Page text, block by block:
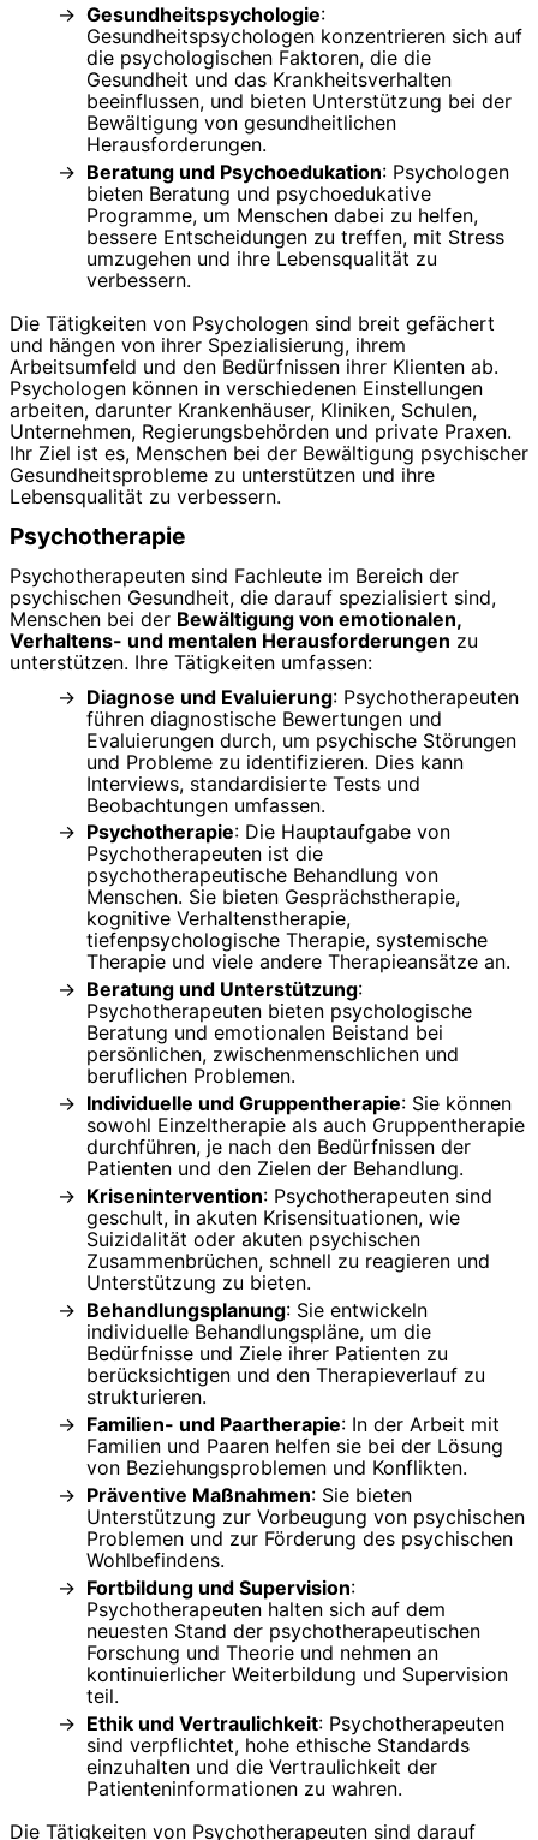
Gesundheitspsychologie:
Gesundheitspsychologen konzentrieren sich auf
die psychologischen Faktoren, die die
Gesundheit und das Krankheitsverhalten
beeinflussen, und bieten Unterstützung bei der
Bewältigung von gesundheitlichen
Herausforderungen.
Beratung und Psychoedukation: Psychologen
bieten Beratung und psychoedukative
Programme, um Menschen dabei zu helfen,
bessere Entscheidungen zu treffen, mit Stress
umzugehen und ihre Lebensqualität zu
verbessern.
Die Tätigkeiten von Psychologen sind breit gefächert
und hängen von ihrer Spezialisierung, ihrem
Arbeitsumfeld und den Bedürfnissen ihrer Klienten ab.
Psychologen können in verschiedenen Einstellungen
arbeiten, darunter Krankenhäuser, Kliniken, Schulen,
Unternehmen, Regierungsbehörden und private Praxen.
Ihr Ziel ist es, Menschen bei der Bewältigung psychischer
Gesundheitsprobleme zu unterstützen und ihre
Lebensqualität zu verbessern.
Psychotherapie
Psychotherapeuten sind Fachleute im Bereich der
psychischen Gesundheit, die darauf spezialisiert sind,
Menschen bei der Bewältigung von emotionalen,
Verhaltens- und mentalen Herausforderungen zu
unterstützen. Ihre Tätigkeiten umfassen:
Diagnose und Evaluierung: Psychotherapeuten
führen diagnostische Bewertungen und
Evaluierungen durch, um psychische Störungen
und Probleme zu identifizieren. Dies kann
Interviews, standardisierte Tests und
Beobachtungen umfassen.
Psychotherapie: Die Hauptaufgabe von
Psychotherapeuten ist die
psychotherapeutische Behandlung von
Menschen. Sie bieten Gesprächstherapie,
kognitive Verhaltenstherapie,
tiefenpsychologische Therapie, systemische
Therapie und viele andere Therapieansätze an.
Beratung und Unterstützung:
Psychotherapeuten bieten psychologische
Beratung und emotionalen Beistand bei
persönlichen, zwischenmenschlichen und
beruflichen Problemen.
Individuelle und Gruppentherapie: Sie können
sowohl Einzeltherapie als auch Gruppentherapie
durchführen, je nach den Bedürfnissen der
Patienten und den Zielen der Behandlung.
Krisenintervention: Psychotherapeuten sind
geschult, in akuten Krisensituationen, wie
Suizidalität oder akuten psychischen
Zusammenbrüchen, schnell zu reagieren und
Unterstützung zu bieten.
Behandlungsplanung: Sie entwickeln
individuelle Behandlungspläne, um die
Bedürfnisse und Ziele ihrer Patienten zu
berücksichtigen und den Therapieverlauf zu
strukturieren.
Familien- und Paartherapie: In der Arbeit mit
Familien und Paaren helfen sie bei der Lösung
von Beziehungsproblemen und Konflikten.
Präventive Maßnahmen: Sie bieten
Unterstützung zur Vorbeugung von psychischen
Problemen und zur Förderung des psychischen
Wohlbefindens.
Fortbildung und Supervision:
Psychotherapeuten halten sich auf dem
neuesten Stand der psychotherapeutischen
Forschung und Theorie und nehmen an
kontinuierlicher Weiterbildung und Supervision
teil.
Ethik und Vertraulichkeit: Psychotherapeuten
sind verpflichtet, hohe ethische Standards
einzuhalten und die Vertraulichkeit der
Patienteninformationen zu wahren.
Die Tätigkeiten von Psychotherapeuten sind darauf